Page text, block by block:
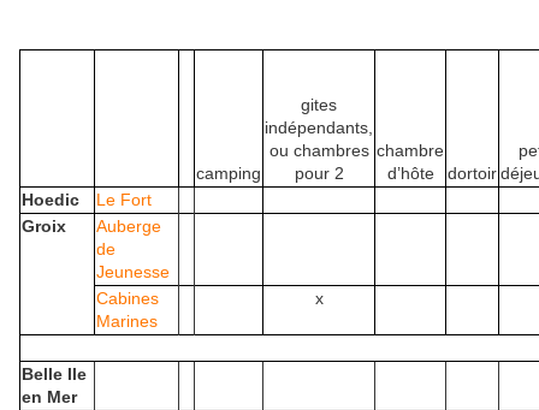
camping
gites
indépendants,
ou chambres
pour 2
chambre
d’hôte
dortoir
Hoedic
Le Fort
Groix
Auberge
de
Jeunesse
Cabines
Marines
x
Belle Ile
en Mer